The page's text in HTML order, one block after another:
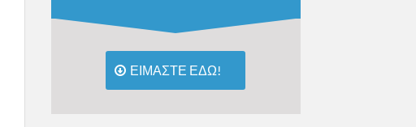
ΕΙΜΑΣΤΕ ΕΔΩ!